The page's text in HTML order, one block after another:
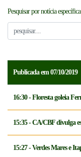
NOTICÍAS
CREDENCIAMENTO
Pesquisar por notícia
Publicada em 07/10/2019
16:30 - Floresta goleia
15:35 - CA/CBF divulga
15:27 - Verdes Mares e